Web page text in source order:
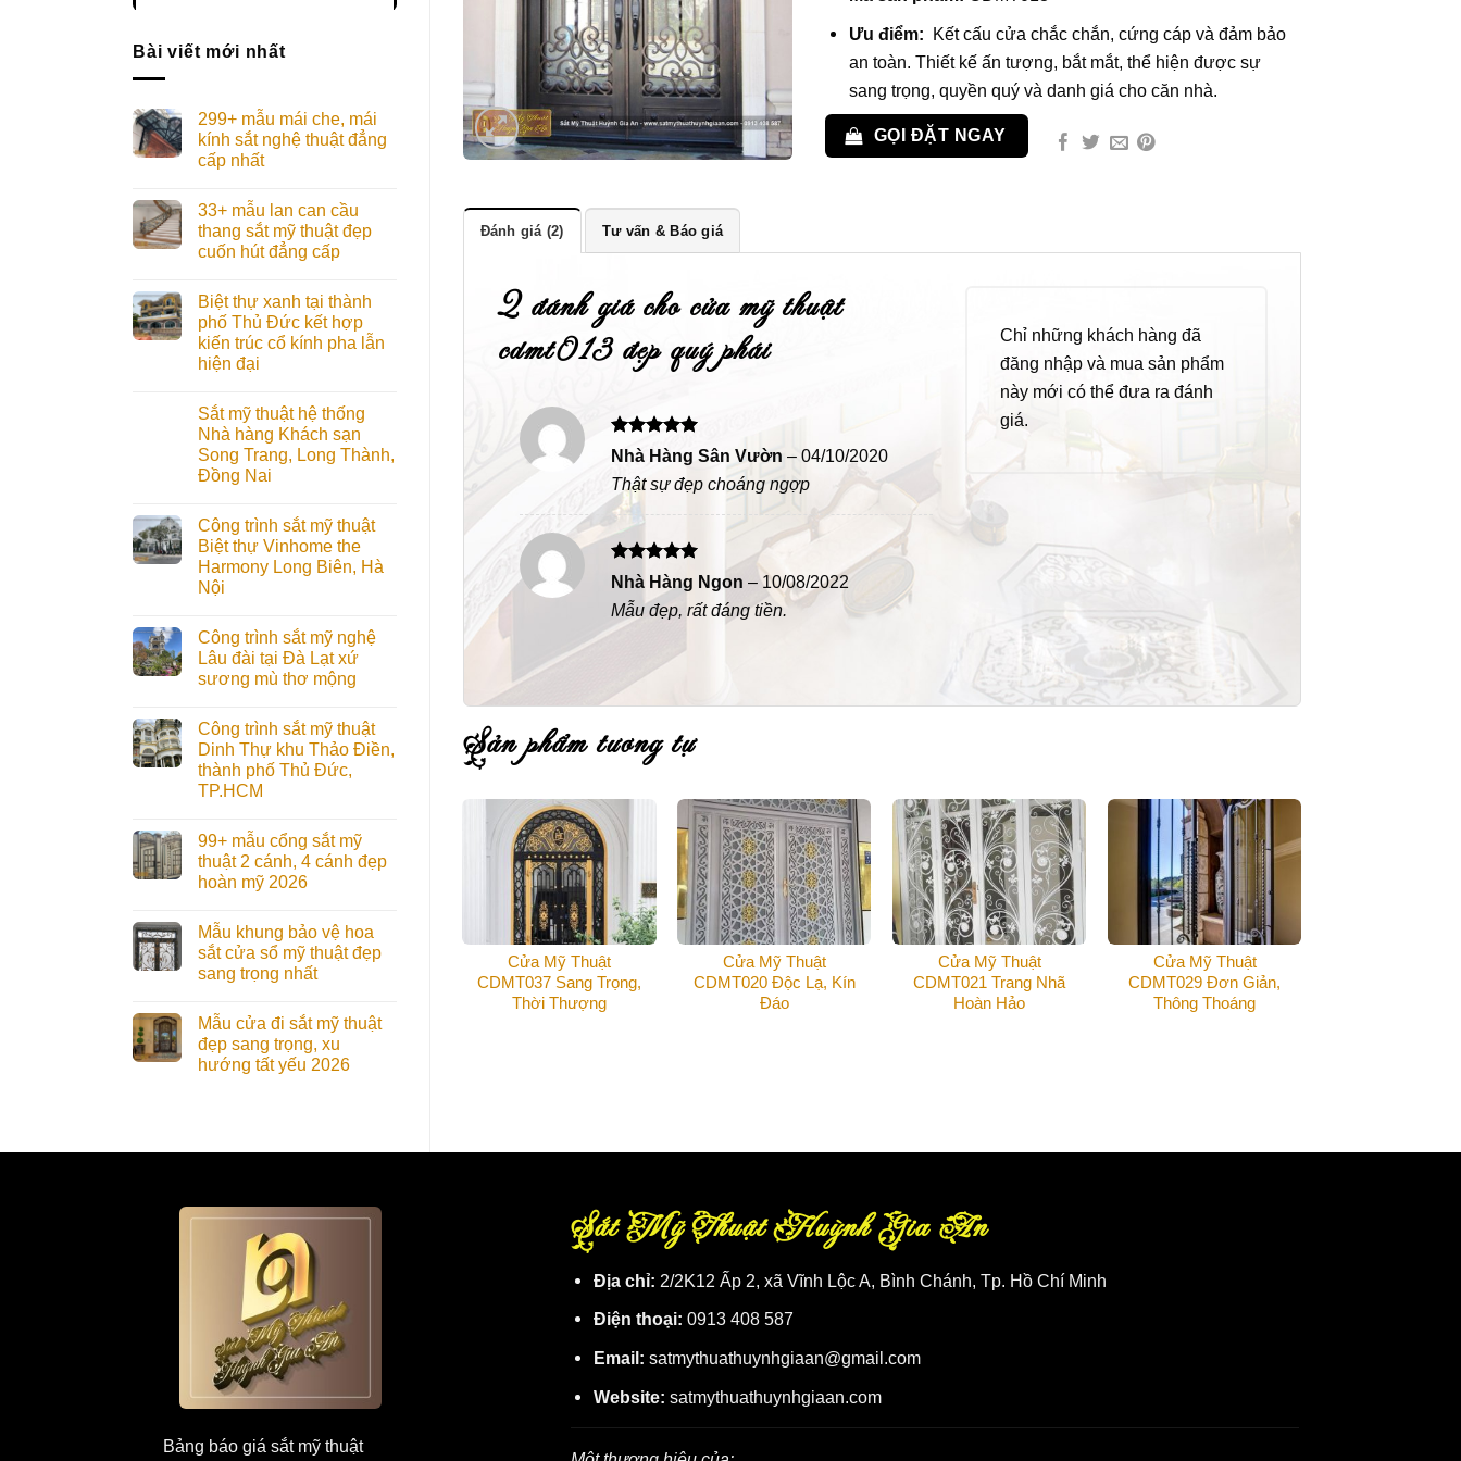
Bài viết mới nhất
299+ mẫu mái che, mái
kính sắt nghệ thuật đẳng
cấp nhất
33+ mẫu lan can cầu
thang sắt mỹ thuật đẹp
cuốn hút đẳng cấp
Biệt thự xanh tại thành
phố Thủ Đức kết hợp
kiến trúc cổ kính pha lẫn
hiện đại
Sắt mỹ thuật hệ thống
Nhà hàng Khách sạn
Song Trang, Long Thành,
Đồng Nai
Công trình sắt mỹ thuật
Biệt thự Vinhome the
Harmony Long Biên, Hà
Nội
Công trình sắt mỹ nghệ
Lâu đài tại Đà Lạt xứ
sương mù thơ mộng
Công trình sắt mỹ thuật
Dinh Thự khu Thảo Điền,
thành phố Thủ Đức,
TP.HCM
99+ mẫu cổng sắt mỹ
thuật 2 cánh, 4 cánh đẹp
hoàn mỹ 2026
Mẫu khung bảo vệ hoa
sắt cửa sổ mỹ thuật đẹp
sang trọng nhất
Mẫu cửa đi sắt mỹ thuật
đẹp sang trọng, xu
hướng tất yếu 2026
Ưu điểm: Kết cấu cửa chắc chắn, cứng cáp và đảm bảo
an toàn. Thiết kế ấn tượng, bắt mắt, thể hiện được sự
sang trọng, quyền quý và danh giá cho căn nhà.
GỌI ĐẶT NGAY
Đánh giá (2) Tư vấn & Báo giá
2 đánh giá chocửa mỹ thuật
cdmt013 đẹp quý phái
Được xếp
hạng 55
sao
Nhà Hàng Sân Vườn– 04/10/2020
Thật sự đẹp choáng ngợp
Được xếp
hạng55
sao
Nhà Hàng Ngon– 10/08/2022
Mẫu đẹp, rất đáng tiền.
Chỉ những khách hàng đã
đăng nhập và mua sản phẩm
này mới có thể đưa ra đánh
giá.
sản phẩm tương tự
Cửa Mỹ Thuật
CDMT037 Sang Trọng,
Thời Thượng
Cửa Mỹ Thuật
CDMT020 Độc Lạ, Kín
Đáo
Cửa Mỹ Thuật
CDMT021 Trang Nhã
Hoàn Hảo
Cửa Mỹ Thuật
CDMT029 Đơn Giản,
Thông Thoáng
Cửa Mỹ Thuật
CDMT016 Đẳng Cấp,
Cửa Mỹ Thuật
CDMT018 Tao Nhã,
Bảng báo giá sắt mỹ thuật
Sắt Mỹ Thuật Huỳnh Gia An
Địa chỉ: 2/2K12 Ấp 2, xã Vĩnh Lộc A, Bình Chánh, Tp. Hồ Chí Minh
Điện thoại: 0913 408 587
Email: satmythuathuynhgiaan@gmail.com
Website: satmythuathuynhgiaan.com